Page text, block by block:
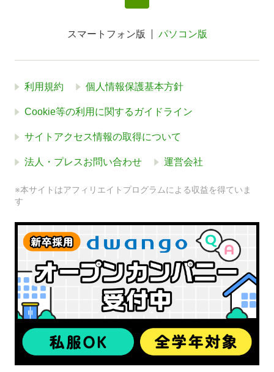
スマートフォン版 パソコン版
利用規約 個人情報保護基本方針
Cookie等の利用に関するガイドライン
サイトアクセス情報の取得について
法人・プレスお問い合わせ 運営会社
※本サイトはアフィリエイトプログラムによる収益を得ていま
す